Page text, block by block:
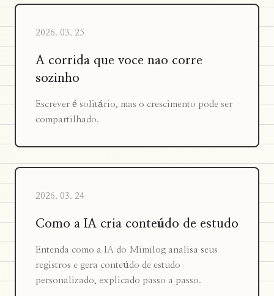
2026. 03. 25
A corrida que voce nao corre
sozinho
Escrever é solitário, mas o crescimento pode ser
compartilhado.
2026. 03. 24
Como a IA cria conteúdo de estudo
Entenda como a IA do Mimilog analisa seus
registros e gera conteúdo de estudo
personalizado, explicado passo a passo.